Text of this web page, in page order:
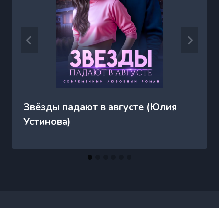
Звёзды падают в августе (Юлия
Устинова)